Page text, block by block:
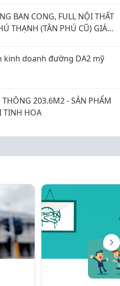
BAN CONG, FULL NỘI THẤT
THẠNH (TÂN PHÚ CŨ) GIÁ 5
kinh doanh đường DA2 mỹ
203.6M2 - SẢN PHẨM
TINH HOA